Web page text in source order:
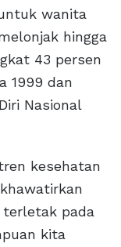
wanita
hingga
43 persen
1999 dan
Nasional
kesehatan
terletak pada
kita